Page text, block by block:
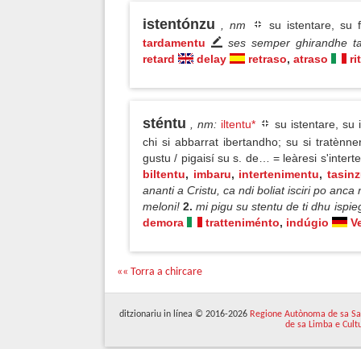
istentónzu , nm
su istentare, su
tardamentu
ses semper ghirandhe
retard
delay retraso, atraso
sténtu , nm: iltentu*
su istentare, su
chi si abbarrat ibertandho; su si
gustu / pigaisí su s. de… = leàresi
biltentu, imbaru, intertenimentu,
ananti a Cristu, ca ndi boliat isciri po
meloni!2.mi pigu su stentu de ti dhu
demora
tratteniménto, indúgio
«« Torra a chircare
ditzionariu in línea © 2016-2026 Regione Autònoma de sa
de sa Limba e